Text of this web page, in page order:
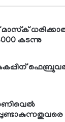
കടന്നു